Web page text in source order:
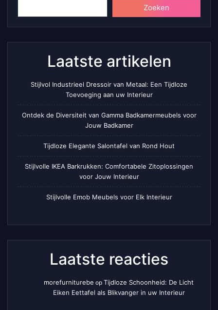
Zoeken
Laatste artikelen
Stijlvol Industrieel Dressoir van Metaal: Een Tijdloze
Toevoeging aan uw Interieur
Ontdek de Diversiteit van Gamma Badkamermeubels voor
Jouw Badkamer
Tijdloze Elegante Salontafel van Rond Hout
Stijlvolle IKEA Barkrukken: Comfortabele Zitoplossingen
voor Jouw Interieur
Stijlvolle Emob Meubels voor Elk Interieur
Laatste reacties
morefurniturebe op Tijdloze Schoonheid: De Licht
Eiken Eettafel als Blikvanger in uw Interieur